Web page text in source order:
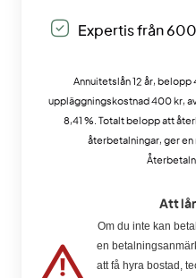
Expertis från
Annuitetslån 12 år,
uppläggningskostnad 400 kr,
8,41 %. Totalt belopp att
återbetalningar, ger en
Att
Om du inte kan
en
att få hyra bostad,